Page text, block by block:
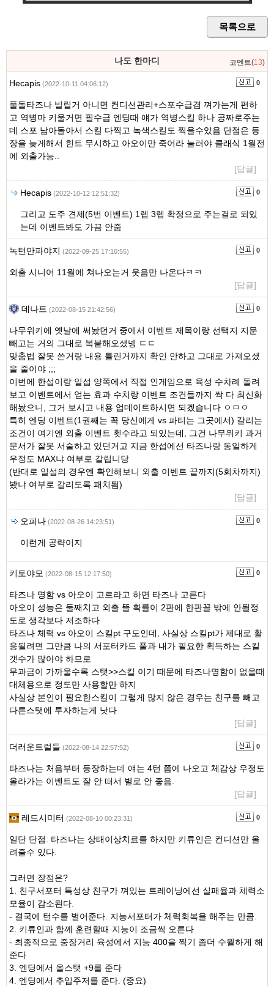
목록으로
나도 한마디 코멘트(13)
Hecapis (2022-10-11 04:06:12) 0
풀돌타즈나 빌릴거 아니면 컨디션관리+스포수급겸 껴가는게 편하
고 역병마 키울거면 필수급 엔딩때 얘가 역병스킬 하나 공짜로주는
데 스포 남아돌아서 스킬 다찍고 녹색스킬도 찍을수있음 단점은 등
장을 늦게해서 힌트 무시하고 아오이만 죽어라 눌러야 클래식 1월전
에 외출가능..
[답글]
Hecapis (2022-10-12 12:51:32) 0
그리고 도주 견제(5번 이벤트) 1렙 3렙 확정으로 주는걸로 되있
는데 이벤트봐도 가끔 안줌
녹턴만파야지 (2022-09-25 17:10:55) 0
외출 시니어 11월에 쳐나오는거 웃음만 나온다ㅋㅋ
[답글]
데나트 (2022-08-15 21:42:56) 0
나무위키에 옛날에 써놨던거 중에서 이벤트 제목이랑 선택지 지문
빼고는 거의 그대로 복붙해오셨넹 ㄷㄷ
맞춤법 잘못 쓴거랑 내용 틀린거까지 확인 안하고 그대로 가져오셨
을 줄이야 ;;;
이번에 한섭이랑 일섭 양쪽에서 직접 인게임으로 육성 수차례 돌려
보고 이벤트에서 얻는 효과 수치랑 이벤트 조건들까지 싹 다 최신화
해놨으니, 그거 보시고 내용 업데이트하시면 되겠습니다 ㅇㅁㅇ
특히 엔딩 이벤트(1권째는 꼭 당신에게 vs 파티는 그곳에서) 갈리는
조건이 여기엔 외출 이벤트 횟수라고 되있는데, 그건 나무위키 과거
문서가 잘못 서술하고 있던거고 지금 한섭에선 타즈나랑 동일하게
우정도 MAX냐 여부로 갈립니당
(반대로 일섭의 경우엔 확인해보니 외출 이벤트 끝까지(5회차까지)
봤냐 여부로 갈리도록 패치됨)
[답글]
오피나 (2022-08-26 14:23:51) 0
이런게 공략이지
키토야모 (2022-08-15 12:17:50) 0
타즈나 명함 vs 아오이 고르라고 하면 타즈나 고른다
아오이 성능은 둘째치고 외출 뜰 확률이 2판에 한판꼴 밖에 안될정
도로 생각보다 저조하다
타즈나 체력 vs 아오이 스킬pt 구도인데, 사실상 스킬pt가 제대로 활
용될려면 그만큼 나의 서포터카드 풀과 내가 필요한 획득하는 스킬
갯수가 많아야 하므로
무과금이 가까울수록 스탯>>스킬 이기 때문에 타즈나명함이 없을때
대체용으로 정도만 사용할만 하지
사실상 본인이 필요한스킬이 그렇게 많지 않은 경우는 친구를 빼고
다른스탯에 투자하는게 낫다
[답글]
더러운트럴들 (2022-08-14 22:57:52) 0
타즈나는 처음부터 등장하는데 얘는 4턴 쯤에 나오고 체감상 우정도
올라가는 이벤트도 잘 안 떠서 별로 안 좋음.
[답글]
레드시미터 (2022-08-10 00:23:31) 0
일단 단점. 타즈나는 상태이상치료를 하지만 키류인은 컨디션만 올
려줄수 있다.
그러면 장점은?
1. 친구서포터 특성상 친구가 껴있는 트레이닝에선 실패율과 체력소
모율이 감소된다.
- 결국에 턴수를 벌어준다. 지능서포터가 체력회복을 해주는 만큼.
2. 키류인과 함께 훈련할때 지능이 조금씩 오른다
- 최종적으로 중장거리 육성에서 지능 400을 찍기 좀더 수월하게 해
준다
3. 엔딩에서 올스탯 +9를 준다
4. 엔딩에서 추입주저를 준다. (중요)